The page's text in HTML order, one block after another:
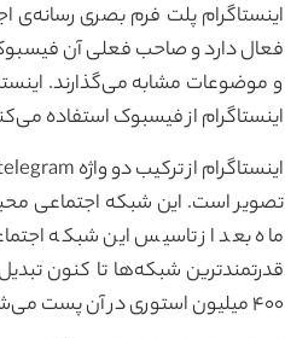
فعال دارد و صاحب فعلی آن
اینستاگرام از فیسبوک استفاده
ماه بعد از تاسیس این شبکه
۴۰۰ میلیون استوری در آن پست می‌شود.